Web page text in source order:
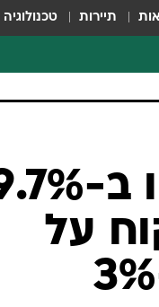
תיירות טכנולוגיה
רווחי ג'נרל אלקטריק צמחו
על